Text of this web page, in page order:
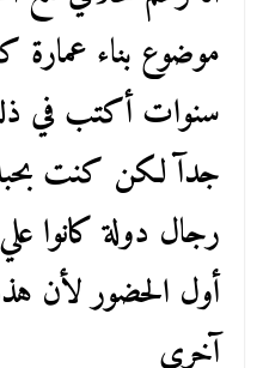
موضوع بناء
سنوات أكتب في
جدآ لكن كنت
رجال دولة كانوا
أول الحضور لأن
آخري